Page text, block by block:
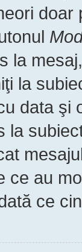
la
la
data şi
la
ce au
ce